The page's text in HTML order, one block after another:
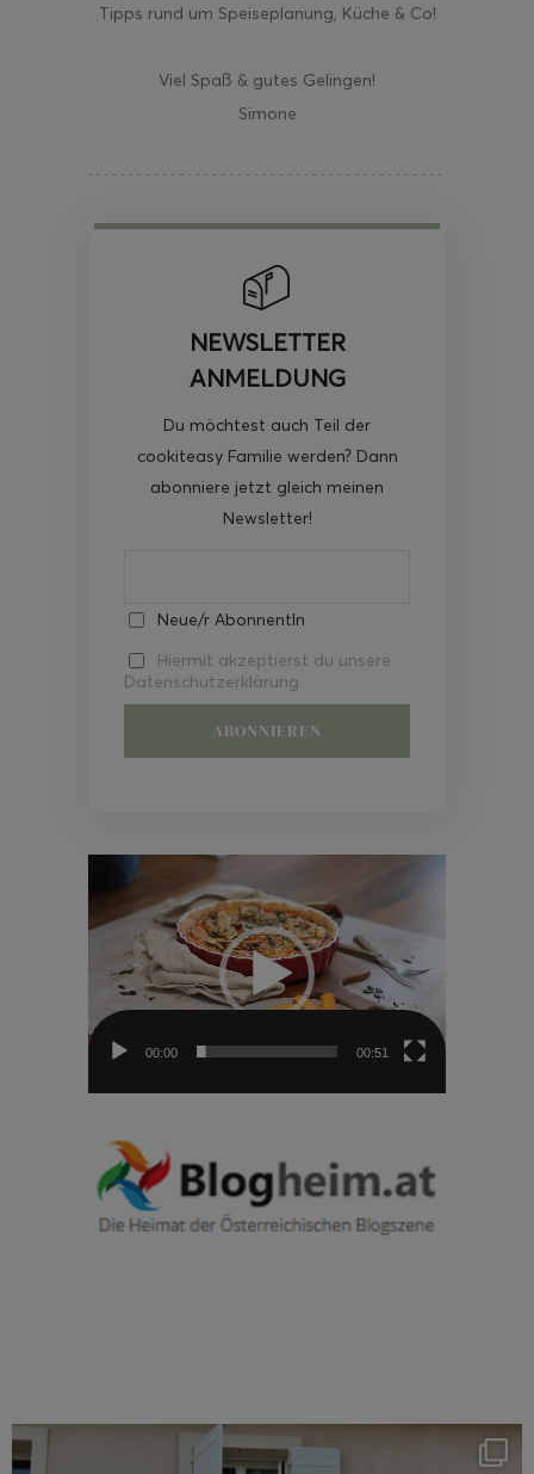
Tipps rund um Speiseplanung, Küche & Co!
Viel Spaß & gutes Gelingen!
Simone
NEWSLETTER
ANMELDUNG
Du möchtest auch Teil der
cookiteasy Familie werden? Dann
abonniere jetzt gleich meinen
Newsletter!
Neue/r AbonnentIn
Hiermit akzeptierst du unsere
Datenschutzerklärung.
Video-
00:00 00:51